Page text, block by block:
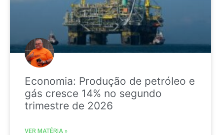
Economia: Produção de petróleo e
gás cresce 14% no segundo
trimestre de 2026
VER MATÉRIA »